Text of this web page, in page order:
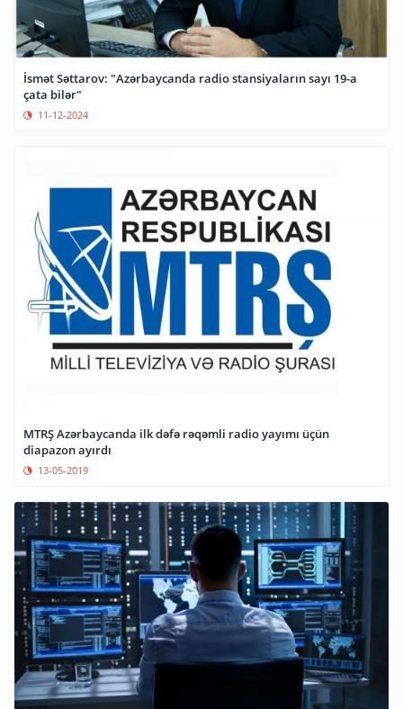
İsmət Səttarov: "Azərbaycanda radio stansiyaların sayı 19-a
çata bilər"
11-12-2024
MTRŞ Azərbaycanda ilk dəfə rəqəmli radio yayımı üçün
diapazon ayırdı
13-05-2019